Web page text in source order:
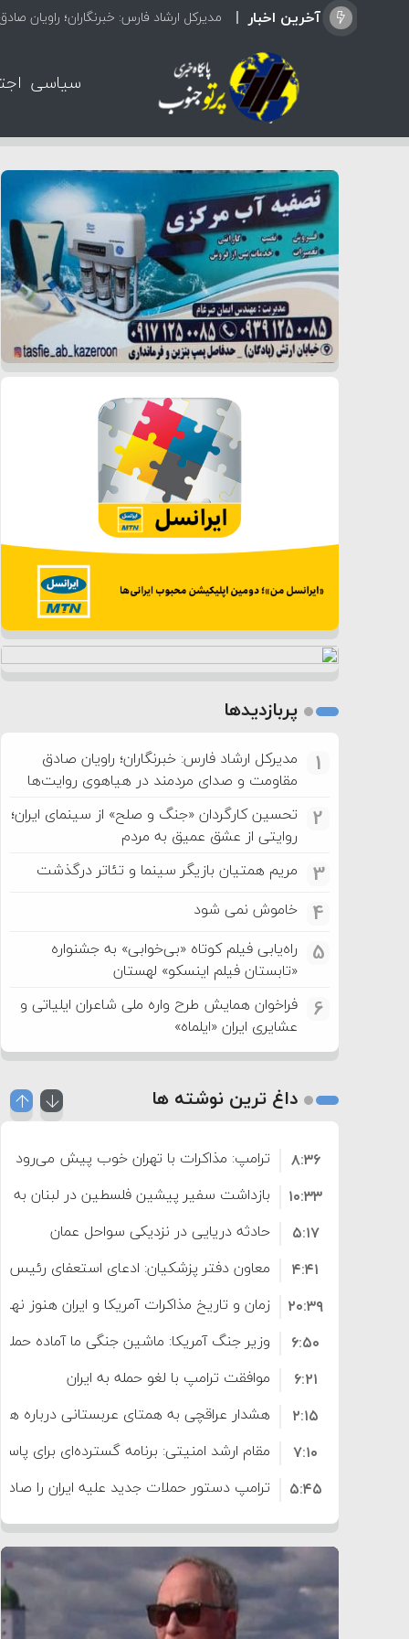
آخرین اخبار مدیرکل ارشاد فارس: خبرنگاران؛ راویان
سیاسی
پربازدیدها
1
مدیرکل ارشاد فارس: خبرنگاران؛ راویان صادق
مقاومت و صدای مردمند در هیاهوی روایت‌ها
2
تحسین کارگردان «جنگ و صلح» از سینمای ایران؛
روایتی از عشق عمیق به مردم
3 مریم همتیان بازیگر سینما و تئاتر درگذشت
4 خاموش نمی شود
5
راه‌یابی فیلم کوتاه «بی‌خوابی» به جشنواره
«تابستان فیلم اینسکو» لهستان
6
فراخوان همایش طرح واره ملی شاعران ایلیاتی و
عشایری ایران «ایلماه»
داغ ترین نوشته ها
ترامپ: مذاکرات با تهران خوب پیش می‌رود
۸:۳۶
بازداشت سفیر پیشین فلسطین در لبنان به
۱۰:۳۳
حادثه دریایی در نزدیکی سواحل عمان
۵:۱۷
معاون دفتر پزشکیان: ادعای استعفای
است
۴:۴۱
زمان و تاریخ مذاکرات آمریکا و ایران هنوز
۲۰:۳۹
وزیر جنگ آمریکا: ماشین جنگی ما آماده حمله
۶:۵۰
موافقت ترامپ با لغو حمله به ایران
۶:۲۱
هشدار عراقچی به همتای عربستانی درباره
۲:۱۵
مقام ارشد امنیتی: برنامه گسترده‌ای برای پاسخ
۷:۱۰
ترامپ دستور حملات جدید علیه ایران را صادر
۵:۴۵
سپاه: دو نفتکش متخلف مورد اصابت قرار
۱۲:۵۹
ترامپ مدعی توافق تاریخی برای خلع سلاح
۸:۵۷
اعتراض عراقچی به همتای بلغارستانی به
ایران
۱۶:۱۹
کشورهایی که به متجاوزان کمک می کنند